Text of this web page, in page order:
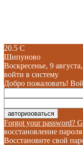
20.5 C
Шипуново
Воскресенье, 9
войти в систему
Добро пожаловать!
Forgot your password?
восстановление пароля
Восстановите свой